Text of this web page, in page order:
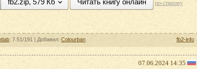
fb2.zip, 579 Кб Читать книгу онлайн по-старому
: 7.51/191 | Добавил: Colourban fb2-info
07.06.2024 14:35